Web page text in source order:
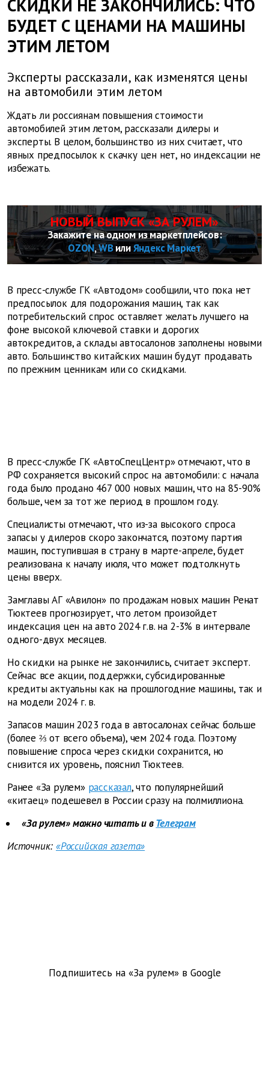
СКИДКИ НЕ ЗАКОНЧИЛИСЬ: ЧТО
БУДЕТ С ЦЕНАМИ НА МАШИНЫ
ЭТИМ ЛЕТОМ
Эксперты рассказали, как изменятся цены
на автомобили этим летом
Ждать ли россиянам повышения стоимости
автомобилей этим летом, рассказали дилеры и
эксперты. В целом, большинство из них считает, что
явных предпосылок к скачку цен нет, но индексации не
избежать.
НОВЫЙ ВЫПУСК «ЗА РУЛЕМ»
Закажите на одном из маркетплейсов:
OZON,WBилиЯндекс Маркет
В пресс-службе ГК «Автодом» сообщили, что пока нет
предпосылок для подорожания машин, так как
потребительский спрос оставляет желать лучшего на
фоне высокой ключевой ставки и дорогих
автокредитов, а склады автосалонов заполнены новыми
авто. Большинство китайских машин будут продавать
по прежним ценникам или со скидками.
В пресс-службе ГК «АвтоСпецЦентр» отмечают, что в
РФ сохраняется высокий спрос на автомобили: с начала
года было продано 467 000 новых машин, что на 85-90%
больше, чем за тот же период в прошлом году.
Специалисты отмечают, что из-за высокого спроса
запасы у дилеров скоро закончатся, поэтому партия
машин, поступившая в страну в марте-апреле, будет
реализована к началу июля, что может подтолкнуть
цены вверх.
Замглавы АГ «Авилон» по продажам новых машин Ренат
Тюктеев прогнозирует, что летом произойдет
индексация цен на авто 2024 г.в. на 2-3% в интервале
одного-двух месяцев.
Но скидки на рынке не закончились, считает эксперт.
Сейчас все акции, поддержки, субсидированные
кредиты актуальны как на прошлогодние машины, так и
на модели 2024 г. в.
Запасов машин 2023 года в автосалонах сейчас больше
(более ⅔ от всего объема), чем 2024 года. Поэтому
повышение спроса через скидки сохранится, но
снизится их уровень, пояснил Тюктеев.
Ранее «За рулем» рассказал, что популярнейший
«китаец» подешевел в России сразу на полмиллиона.
«За рулем» можно читать и вТелеграм
Источник: «Российская газета»
Подпишитесь на «За рулем» в Google